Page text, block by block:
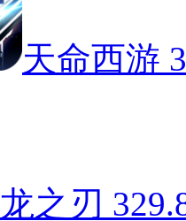
天命西游
龙之刃